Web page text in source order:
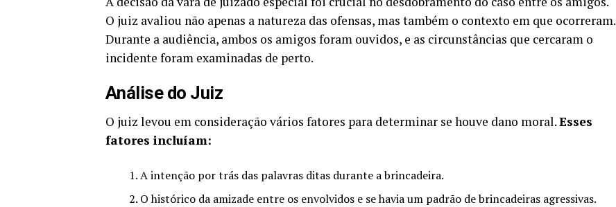
O juiz avaliou não apenas a natureza das ofensas, mas também o contexto em que ocorreram.
Durante a audiência, ambos os amigos foram ouvidos, e as circunstâncias que cercaram o
incidente foram examinadas de perto.
Análise do Juiz
O juiz levou em consideração vários fatores para determinar se houve dano moral.Esses
fatores incluíam:
A intenção por trás das palavras ditas durante a brincadeira.
O histórico da amizade entre os envolvidos e se havia um padrão de brincadeiras agressivas.